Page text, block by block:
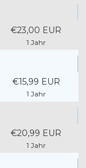
€23,00 EUR
1 Jahr
€15,99 EUR
1 Jahr
€20,99 EUR
1 Jahr